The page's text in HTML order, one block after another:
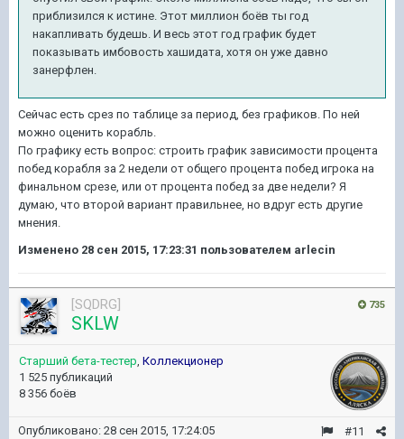
приблизился к истине. Этот миллион боёв ты год
накапливать будешь. И весь этот год график будет
показывать имбовость хашидата, хотя он уже давно
занерфлен.
Сейчас есть срез по таблице за период, без графиков. По ней
можно оценить корабль.
По графику есть вопрос: строить график зависимости процента
побед корабля за 2 недели от общего процента побед игрока на
финальном срезе, или от процента побед за две недели? Я
думаю, что второй вариант правильнее, но вдруг есть другие
мнения.
Изменено 28 сен 2015, 17:23:31 пользователем arlecin
735
[SQDRG]
SKLW
Старший бета-тестер, Коллекционер
1 525 публикаций
8 356 боёв
#11
Опубликовано: 28 сен 2015, 17:24:05